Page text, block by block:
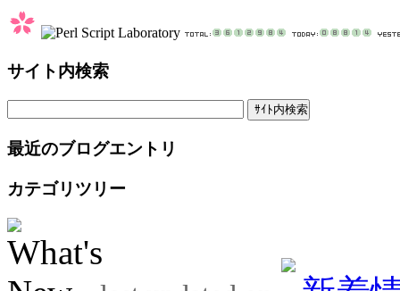
サイト内検索
最近のブログエントリ
カテゴリツリー